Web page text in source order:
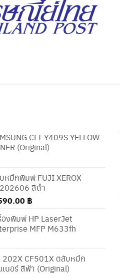
CLT-Y409S YELLOW
(Original)
หมึกพิมพ์ FUJI XEROX
สีดำ
฿
องพิมพ์ HP LaserJet
MFP M633fh
202X CF501X ตลับหมึก
เนอร์ สีฟ้า (Original)